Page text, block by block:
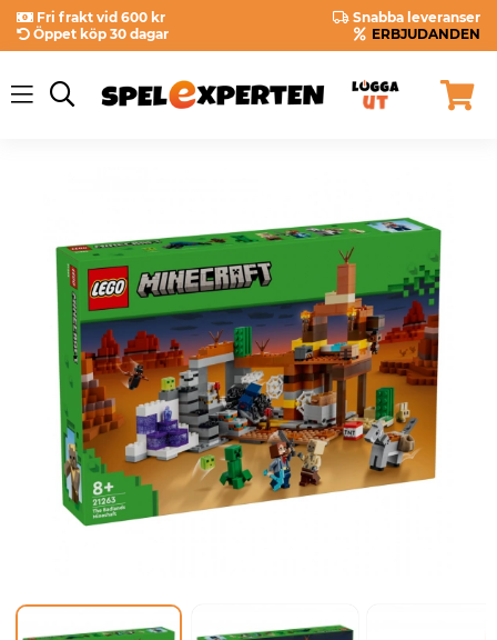
Fri frakt vid 600 kr
Snabba leveranser
Öppet köp 30 dagar
ERBJUDANDEN